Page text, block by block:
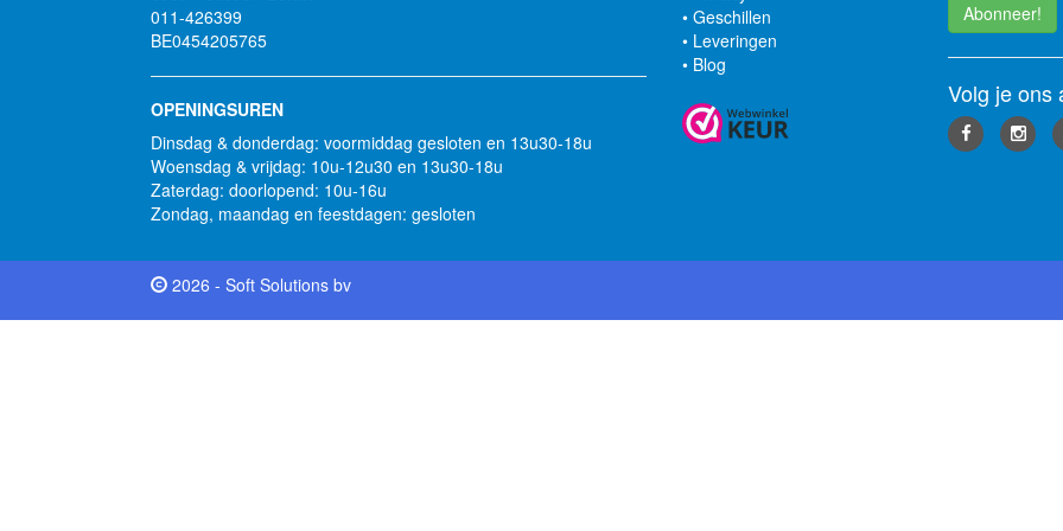
011-426399
BE0454205765
OPENINGSUREN
Dinsdag & donderdag: voormiddag gesloten en 13u30-18u
Woensdag & vrijdag: 10u-12u30 en 13u30-18u
Zaterdag: doorlopend: 10u-16u
Zondag, maandag en feestdagen: gesloten
• Geschillen
• Leveringen
• Blog
Abonneer!
Volg je ons
2026 - Soft Solutions bv